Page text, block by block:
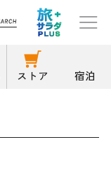
ストア 宿泊